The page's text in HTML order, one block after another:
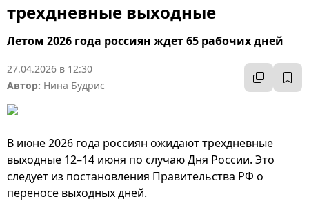
трехдневные выходные
Летом 2026 года россиян ждет 65 рабочих дней
27.04.2026 в 12:30
Автор: Нина Будрис
В июне 2026 года россиян ожидают трехдневные
выходные 12–14 июня по случаю Дня России. Это
следует из постановления Правительства РФ о
переносе выходных дней.